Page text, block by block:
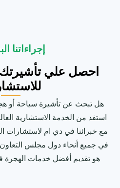
إجراءاتنا
احصل علي
هل تبحث عن تأشيرة سياحة أو
استفد من الخدمة الاستشارية
في جميع أنحاء دول مجلس التعاون
هو تقديم أفضل خدمات الهجرة